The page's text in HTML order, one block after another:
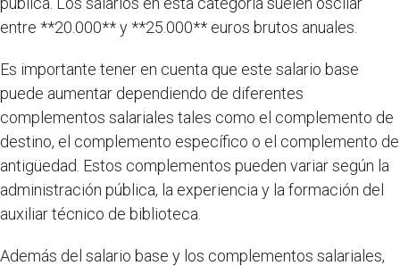
entre **20.000** y **25.000** euros brutos anuales.
Es importante tener en cuenta que este salario base
puede aumentar dependiendo de diferentes
complementos salariales tales como el complemento de
destino, el complemento específico o el complemento de
antigüedad. Estos complementos pueden variar según la
administración pública, la experiencia y la formación del
auxiliar técnico de biblioteca.
Además del salario base y los complementos salariales,